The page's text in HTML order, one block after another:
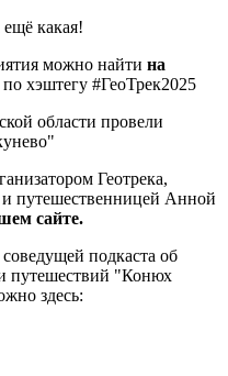
какая!
можно найти на
хэштегу #ГеоТрек2025
Геотрека,
и путешественницей Анной
сайте.
подкаста об
путешествий "Конюх
здесь: